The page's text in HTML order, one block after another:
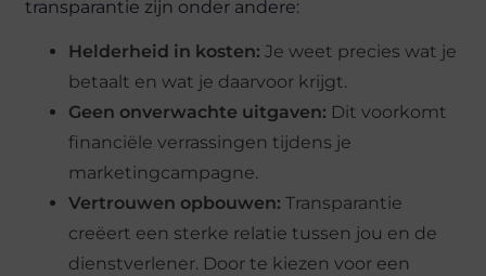
transparantie zijn onder andere:
Helderheid in kosten: Je weet precies wat je
betaalt en wat je daarvoor krijgt.
Geen onverwachte uitgaven: Dit voorkomt
financiële verrassingen tijdens je
marketingcampagne.
Vertrouwen opbouwen: Transparantie
creëert een sterke relatie tussen jou en de
dienstverlener. Door te kiezen voor een